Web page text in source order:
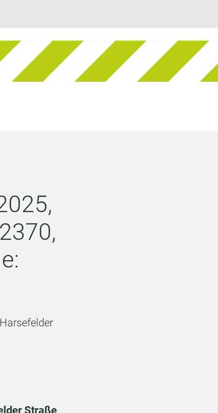
Straße